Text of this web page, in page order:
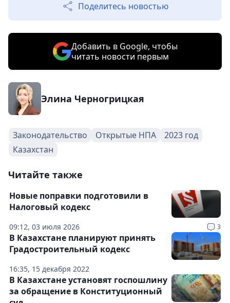
Поделитесь новостью
Добавить в Google, чтобы
читать новости первым
Элина Черногрицкая
Законодательство Открытые НПА
2023 год
Казахстан
Читайте также
09:12, 03 июля 2026 3
Новые поправки подготовили в
Налоговый кодекс
16:35, 15 декабря 2022
В Казахстане планируют принять
Градостроительный кодекс
В Казахстане установят госпошлину
за обращение в Конституционный